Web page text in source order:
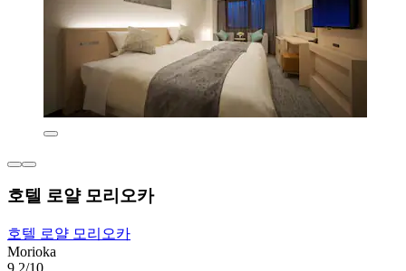
호텔 로얄 모리오카
호텔 로얄 모리오카
Morioka